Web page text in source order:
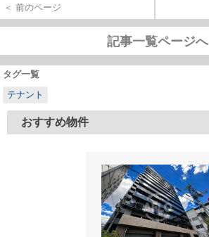
＜ 前のページ
記事一覧ページへ
タグ一覧
テナント
おすすめ物件